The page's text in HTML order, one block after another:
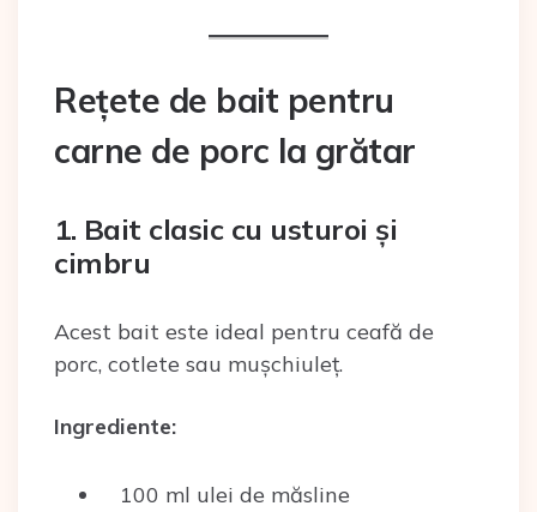
Rețete de bait pentru
carne de porc la grătar
1. Bait clasic cu usturoi și
cimbru
Acest bait este ideal pentru ceafă de
porc, cotlete sau mușchiuleț.
Ingrediente:
100 ml ulei de măsline